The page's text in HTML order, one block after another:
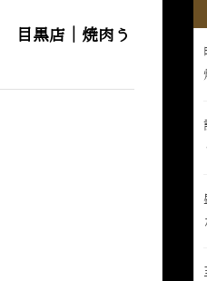
目黒店｜焼肉う